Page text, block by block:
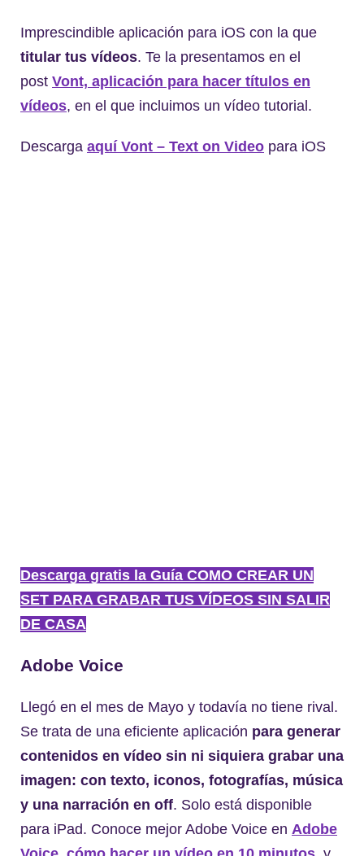
Imprescindible aplicación para iOS con la que
titular tus vídeos. Te la presentamos en el
post Vont, aplicación para hacer títulos en
vídeos, en el que incluimos un vídeo tutorial.
Descarga aquí Vont – Text on Video para iOS
Descarga gratis la Guía COMO CREAR UN
SET PARA GRABAR TUS VÍDEOS SIN SALIR
DE CASA
Adobe Voice
Llegó en el mes de Mayo y todavía no tiene rival.
Se trata de una eficiente aplicación para generar
contenidos en vídeo sin ni siquiera grabar una
imagen: con texto, iconos, fotografías, música
y una narración en off. Solo está disponible
para iPad. Conoce mejor Adobe Voice en Adobe